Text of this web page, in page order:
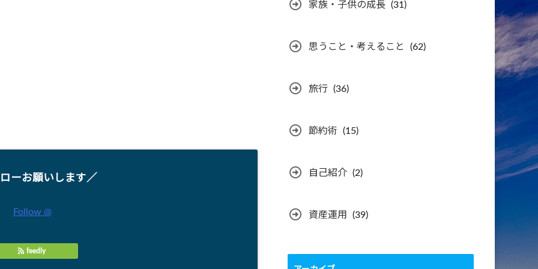
ーお願いします／
Follow @
feedly
家族・子供の成長 (31)
思うこと・考えること (62)
旅行 (36)
節約術 (15)
自己紹介 (2)
資産運用 (39)